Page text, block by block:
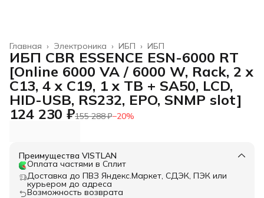
ИБП
ИБП ›
Электроника ›
Главная ›
ИБП CBR ESSENCE ESN-6000 RT
[Online 6000 VA / 6000 W, Rack, 2 x
C13, 4 x C19, 1 x TB + SA50, LCD,
HID-USB, RS232, EPO, SNMP slot]
124 230 ₽155 288 ₽−20%
Преимущества VISTLAN
Оплата частями в Сплит
Доставка до ПВЗ Яндекс.Маркет, СДЭК, ПЭК или
курьером до адреса
Возможность возврата